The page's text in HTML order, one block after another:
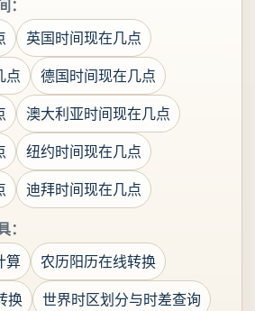
英国时间现在几点
点
德国时间现在几点
澳大利亚时间现在几点
纽约时间现在几点
迪拜时间现在几点
算
农历阳历在线转换
换
世界时区划分与时差查询